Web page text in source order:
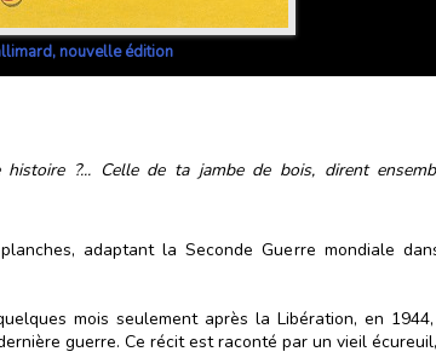
nouvelle édition
histoire ?... Celle de ta jambe de bois, dirent
adaptant la Seconde Guerre mondiale
mois seulement après la Libération, en
guerre. Ce récit est raconté par un vieil